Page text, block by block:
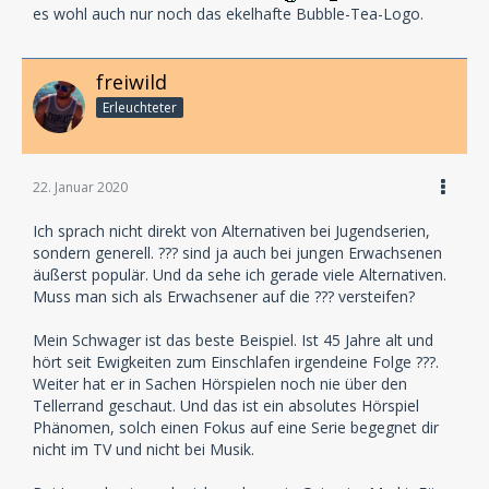
es wohl auch nur noch das ekelhafte Bubble-Tea-Logo.
freiwild
Erleuchteter
22. Januar 2020
Ich sprach nicht direkt von Alternativen bei Jugendserien,
sondern generell. ??? sind ja auch bei jungen Erwachsenen
äußerst populär. Und da sehe ich gerade viele Alternativen.
Muss man sich als Erwachsener auf die ??? versteifen?
Mein Schwager ist das beste Beispiel. Ist 45 Jahre alt und
hört seit Ewigkeiten zum Einschlafen irgendeine Folge ???.
Weiter hat er in Sachen Hörspielen noch nie über den
Tellerrand geschaut. Und das ist ein absolutes Hörspiel
Phänomen, solch einen Fokus auf eine Serie begegnet dir
nicht im TV und nicht bei Musik.